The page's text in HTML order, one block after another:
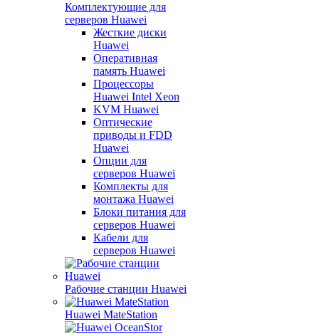
Комплектующие для
серверов Huawei
Жесткие диски
Huawei
Оперативная
память Huawei
Процессоры
Huawei Intel Xeon
KVM Huawei
Оптические
приводы и FDD
Huawei
Опции для
серверов Huawei
Комплекты для
монтажа Huawei
Блоки питания для
серверов Huawei
Кабели для
серверов Huawei
Рабочие станции Huawei
Huawei MateStation